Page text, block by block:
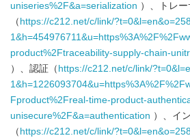
uniseries%2F&a=serialization ）、トレ
（ https://c212.net/c/link/
product%2Ftraceability-supply-chain-
）、認証（ https://c212.net/c/link/
Fproduct%2Freal-time-product-
unisecure%2F&a=authentication ）、イ
（ https://c212.net/c/link/